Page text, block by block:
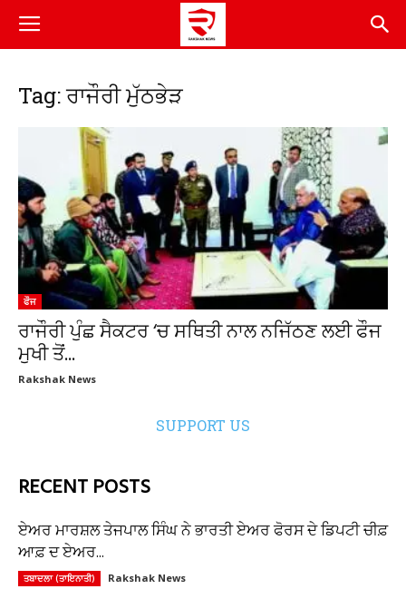
Tag: ਰਾਜੌਰੀ ਮੁੱਠਭੇੜ
ਫੌਜ
ਰਾਜੌਰੀ ਪੁੰਛ ਸੈਕਟਰ ‘ਚ ਸਥਿਤੀ ਨਾਲ ਨਜਿੱਠਣ ਲਈ ਫੌਜ
ਮੁਖੀ ਤੋਂ...
Rakshak News
SUPPORT US
RECENT POSTS
ਏਅਰ ਮਾਰਸ਼ਲ ਤੇਜਪਾਲ ਸਿੰਘ ਨੇ ਭਾਰਤੀ ਏਅਰ ਫੋਰਸ ਦੇ ਡਿਪਟੀ ਚੀਫ਼
ਆਫ਼ ਦ ਏਅਰ...
ਤਬਾਦਲਾ (ਤਾਇਨਾਤੀ) Rakshak News